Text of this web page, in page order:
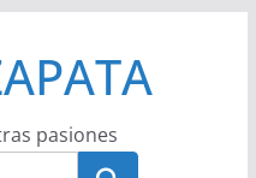
pasiones